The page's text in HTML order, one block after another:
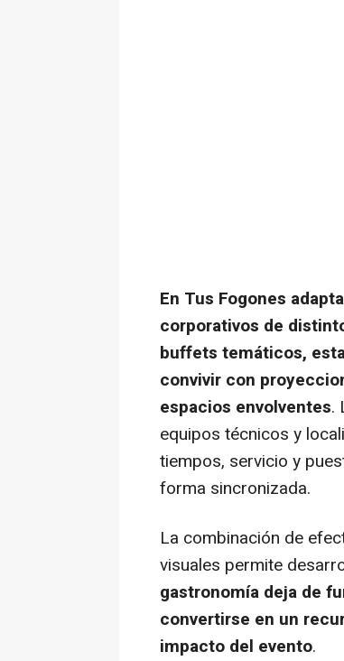
En Tus Fogones
corporativos de
buffets temáticos,
convivir con
espacios envolventes.
equipos técnicos y
tiempos, servicio y
forma sincronizada.
La combinación de
visuales permite
gastronomía deja de
convertirse en un
impacto del evento.